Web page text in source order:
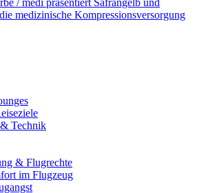
medizinische Kompressionsversorgung
Technik
& Flugrechte
im Flugzeug